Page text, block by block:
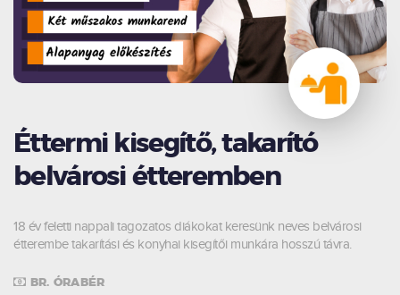
Éttermi kisegítő, takarító
belvárosi étteremben
18 év feletti nappali tagozatos diákokat keresünk neves belvárosi
étterembe takarítási és konyhai kisegítői munkára hosszú távra.
BR. ÓRABÉR